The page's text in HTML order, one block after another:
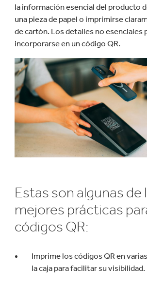
la información esencial del producto
una pieza de papel o imprimirse
de cartón. Los detalles no esenciales
incorporarse en un código QR.
Estas son algunas de
mejores prácticas
códigos QR:
Imprime los códigos QR en
la caja para facilitar su visibilidad.